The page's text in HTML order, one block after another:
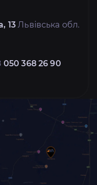
13 Львівська обл.
050 368 26 90